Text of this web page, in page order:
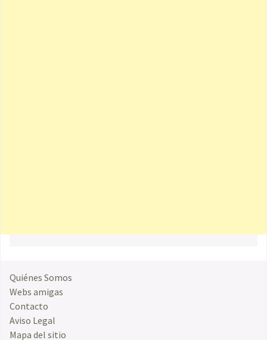
Quiénes Somos
Webs amigas
Contacto
Aviso Legal
Mapa del sitio